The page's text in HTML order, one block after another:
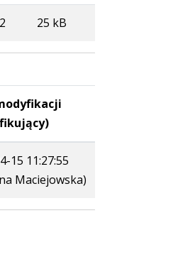
25 kB
15 11:27:55
Maciejowska)